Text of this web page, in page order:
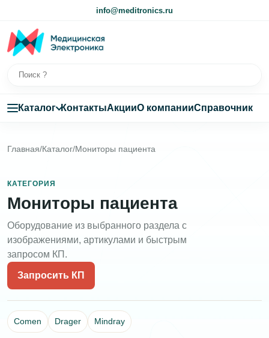
info@meditronics.ru
Каталог КонтактыАкцииО компанииСправочник
Главная/Каталог/Мониторы пациента
КАТЕГОРИЯ
Мониторы пациента
Оборудование из выбранного раздела с
изображениями, артикулами и быстрым
запросом КП.
Запросить КП
Comen Drager Mindray